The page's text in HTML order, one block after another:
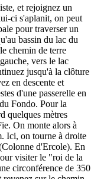
et rejoignez un
ci s'aplanit, on peut
pour traverser un
bassin du lac du
chemin de terre
vers le lac
jusqu'à la clôture
en descente et
d'une passerelle en
Fondo. Pour la
quelques mètres
On monte alors à
Ici, on tourne à droite
d'Ercole). En
visiter le "roi de la
circonférence de 350